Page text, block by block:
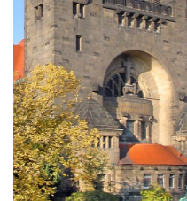
Tipologia
Religiós
Estil